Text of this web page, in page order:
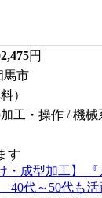
円
馬市
）
工・操作 / 機械
す